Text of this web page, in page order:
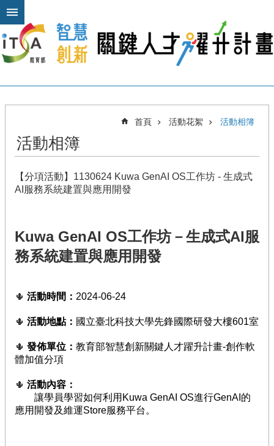
跳到主要內容區塊
進
搜
尋
本
計
公
計
畫
平
競
量
動
絮
首頁 活動花絮 活動相簿
活動相簿
【分項活動】1130624 Kuwa GenAI OS工作坊 - 生成式
AI服務系統建置與應用開發
Kuwa GenAI OS工作坊－生成式AI服
務系統建置與應用開發
🌵 活動時間： 2024-06-24
🌵 活動地點： 國立臺北科技大學先鋒國際研發大樓601室
🌵 發佈單位： 教育部智慧創新關鍵人才躍升計畫-創作軟
體加值分項
🌵 活動內容：
讓學員學習如何利用Kuwa GenAI OS進行GenAI的
應用開發及維運Store服務平台。